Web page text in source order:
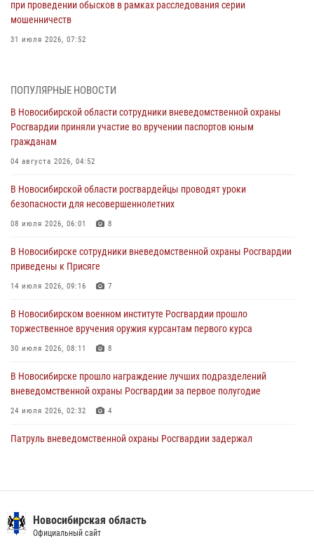
при проведении обысков в рамках расследования серии
мошенничеств
31 июля 2026, 07:52
При силовой поддержке бойцов ОМОН и СОБР Росгвардии
пресечена деятельность группы лиц, причастных к мошенничеству
в сфере страхования
В Новосибирске сотрудниками вневедомственной охраны
Росгвардии задержан гражданин, находящийся в розыске
В Новосибирске военнослужащие отряда спецназа «Ермак»
Росгвардии провели занятия по беспарашютному десантированию
В Новосибирске военнослужащие Росгвардии почтили память детей
– жертв войны в Донбассе
ПОПУЛЯРНЫЕ НОВОСТИ
В Новосибирской области сотрудники вневедомственной охраны
Росгвардии приняли участие во вручении паспортов юным
гражданам
04 августа 2026, 04:52
В Новосибирской области росгвардейцы проводят уроки
безопасности для несовершеннолетних
08 июля 2026, 06:01 8
В Новосибирске сотрудники вневедомственной охраны Росгвардии
приведены к Присяге
14 июля 2026, 09:16 7
В Новосибирском военном институте Росгвардии прошло
торжественное вручения оружия курсантам первого курса
30 июля 2026, 08:11 8
В Новосибирске прошло награждение лучших подразделений
вневедомственной охраны Росгвардии за первое полугодие
24 июля 2026, 02:32 4
Патруль вневедомственной охраны Росгвардии задержал
Росгвардии задержаны лица, находящихся в розыске
13 июля 2026, 05:32
Новосибирская область
Официальный сайт